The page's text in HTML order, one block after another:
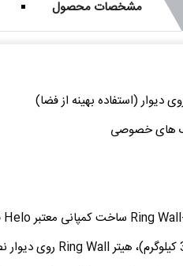
مشخصات محصول
(استفاده بهینه از فضا)
های خصوصی